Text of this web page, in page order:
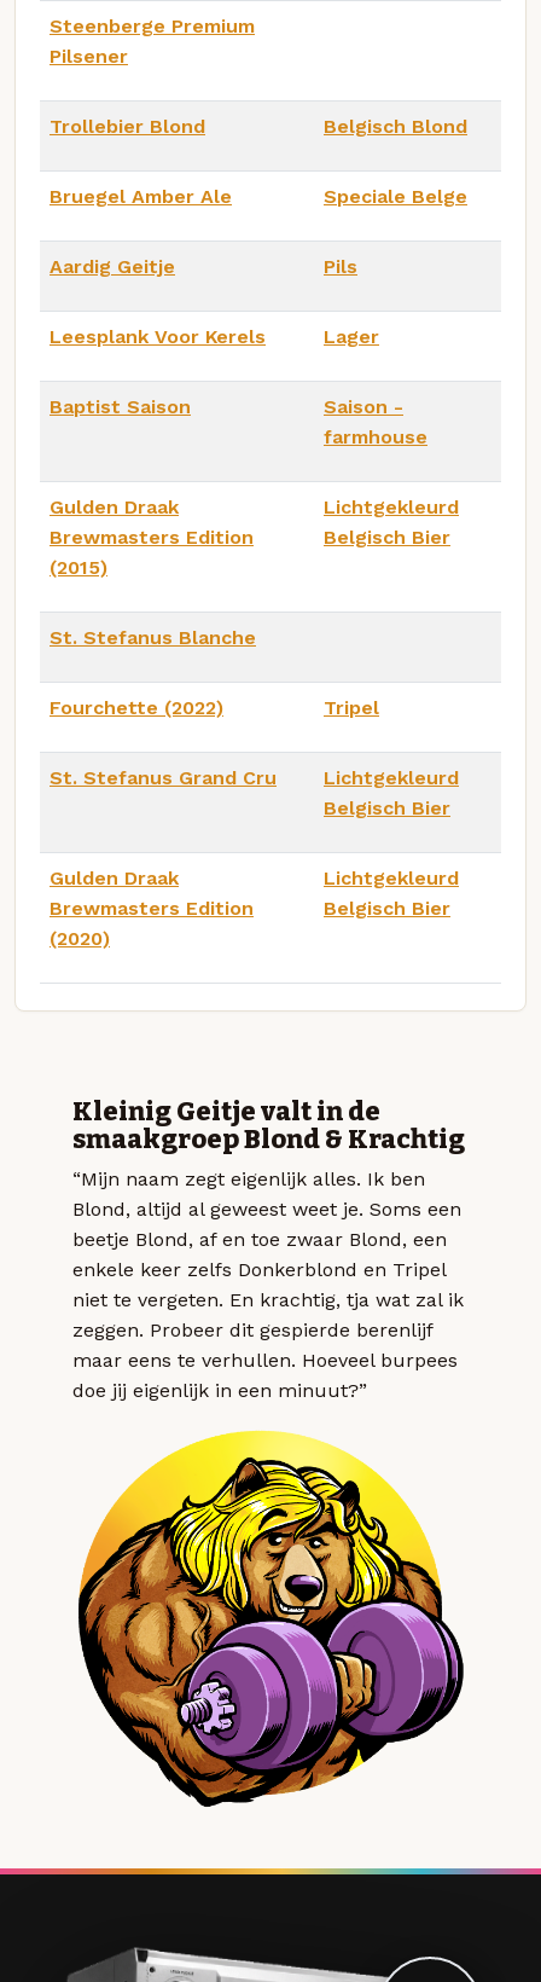
Steenberge Premium
Pilsener
Trollebier Blond Belgisch Blond
Bruegel Amber Ale Speciale Belge
Aardig Geitje Pils
Leesplank Voor Kerels Lager
Baptist Saison
Saison -
farmhouse
Gulden Draak
Brewmasters Edition
(2015)
Lichtgekleurd
Belgisch Bier
St. Stefanus Blanche
Fourchette (2022) Tripel
St. Stefanus Grand Cru
Lichtgekleurd
Belgisch Bier
Gulden Draak
Brewmasters Edition
(2020)
Lichtgekleurd
Belgisch Bier
Kleinig Geitje valt in de
smaakgroep Blond & Krachtig
“Mijn naam zegt eigenlijk alles. Ik ben
Blond, altijd al geweest weet je. Soms een
beetje Blond, af en toe zwaar Blond, een
enkele keer zelfs Donkerblond en Tripel
niet te vergeten. En krachtig, tja wat zal ik
zeggen. Probeer dit gespierde berenlijf
maar eens te verhullen. Hoeveel burpees
doe jij eigenlijk in een minuut?”